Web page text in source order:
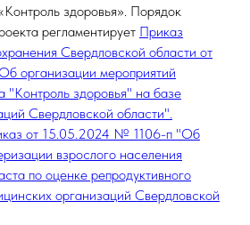
здоровья». Порядок
регламентирует Приказ
Свердловской области от
организации мероприятий
"Контроль здоровья" на базе
Свердловской области".
от 15.05.2024 № 1106-п "Об
взрослого населения
по оценке репродуктивного
организаций Свердловской